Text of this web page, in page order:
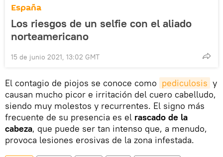
España
Los riesgos de un selfie con el aliado
norteamericano
15 de junio 2021, 13:02 GMT
El contagio de piojos se conoce como pediculosis y
causan mucho picor e irritación del cuero cabelludo,
siendo muy molestos y recurrentes. El signo más
frecuente de su presencia es el rascado de la
cabeza, que puede ser tan intenso que, a menudo,
provoca lesiones erosivas de la zona infestada.